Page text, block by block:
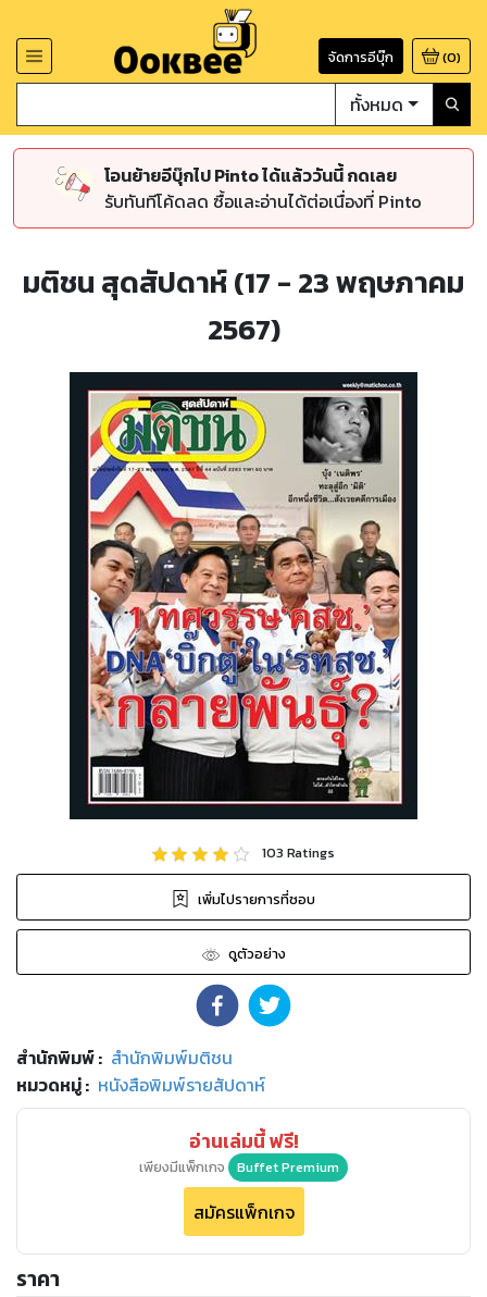
จัดการอีบุ๊ก (0)
ทั้งหมด
โอนย้ายอีบุ๊กไป Pinto ได้แล้ววันนี้ กดเลย
รับทันทีโค้ดลด ซื้อและอ่านได้ต่อเนื่องที่ Pinto
มติชน สุดสัปดาห์ (17 - 23 พฤษภาคม
2567)
103 Ratings
เพิ่มไปรายการที่ชอบ
ดูตัวอย่าง
สำนักพิมพ์: สำนักพิมพ์มติชน
หมวดหมู่: หนังสือพิมพ์รายสัปดาห์
อ่านเล่มนี้ ฟรี!
เพียงมีแพ็กเกจ Buffet Premium
สมัครแพ็กเกจ
ราคา